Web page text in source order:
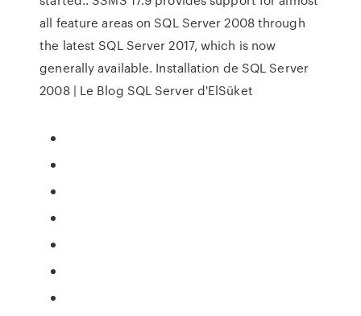
all feature areas on SQL Server 2008 through
the latest SQL Server 2017, which is now
generally available. Installation de SQL Server
2008 | Le Blog SQL Server d'ElSüket